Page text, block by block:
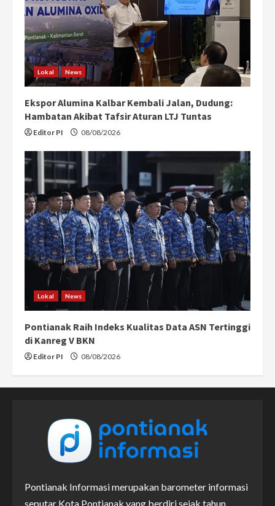
Lokal News
Ekspor Alumina Kalbar Kembali Jalan, Dudung:
Hambatan Akibat Tafsir Aturan LTJ Tuntas
Editor PI 08/08/2026
Lokal News
Pontianak Raih Indeks Kualitas Data ASN Tertinggi
di Kanreg V BKN
Editor PI 08/08/2026
Pontianak Informasi merupakan barometer informasi
seputar Kota Pontianak yang berdiri sejak tahun